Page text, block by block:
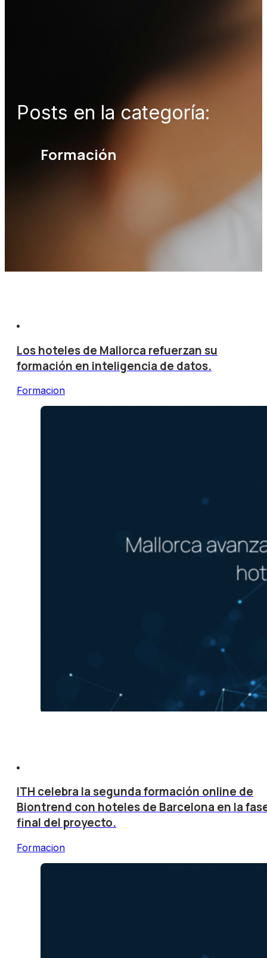
Posts en la categoría:
Formación
Los hoteles de Mallorca refuerzan su
formación en inteligencia de datos.
Formacion
ITH celebra la segunda formación online de
Biontrend con hoteles de Barcelona en la
final del proyecto.
Formacion